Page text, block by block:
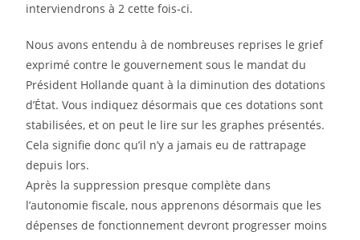
interviendrons à 2 cette fois-ci.
Nous avons entendu à de nombreuses reprises le grief
exprimé contre le gouvernement sous le mandat du
Président Hollande quant à la diminution des dotations
d’État. Vous indiquez désormais que ces dotations sont
stabilisées, et on peut le lire sur les graphes présentés.
Cela signifie donc qu’il n’y a jamais eu de rattrapage
depuis lors.
Après la suppression presque complète dans
l’autonomie fiscale, nous apprenons désormais que les
dépenses de fonctionnement devront progresser moins